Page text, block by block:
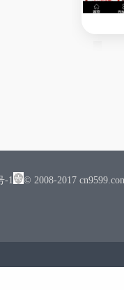
-1
© 2008-2017